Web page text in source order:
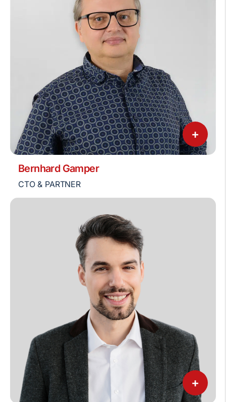
+
Bernhard Gamper
CTO & PARTNER
+